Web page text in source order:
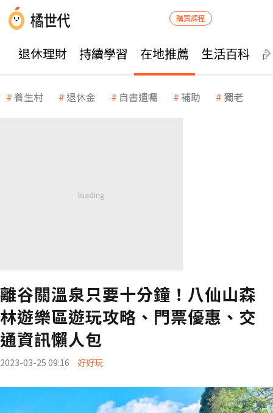
購買課程
退休理財 持續學習 在地推薦 生活百科
養生村 退休金 自書遺囑 補助 獨老
離谷關溫泉只要十分鐘！八仙山森
林遊樂區遊玩攻略、門票優惠、交
通資訊懶人包
2023-03-25 09:16 好好玩